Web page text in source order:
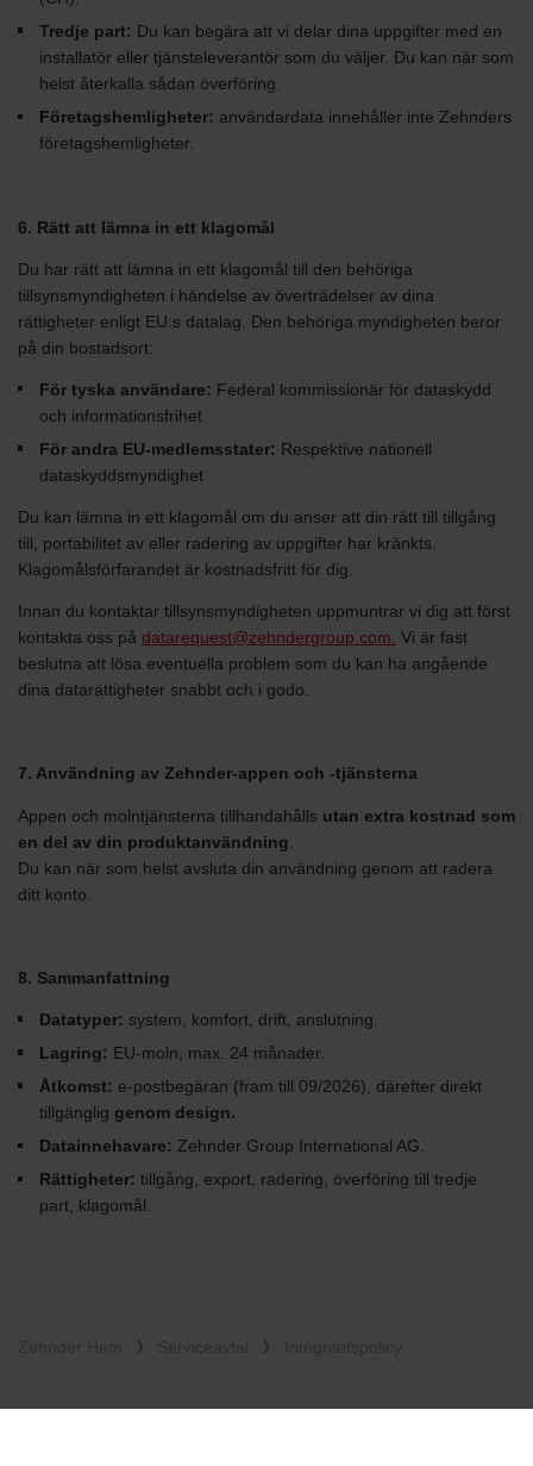
Tredje part: Du kan begära att vi delar dina uppgifter med en
installatör eller tjänsteleverantör som du väljer. Du kan när som
helst återkalla sådan överföring.
Företagshemligheter: användardata innehåller inte Zehnders
företagshemligheter.
6. Rätt att lämna in ett klagomål
Du har rätt att lämna in ett klagomål till den behöriga
tillsynsmyndigheten i händelse av överträdelser av dina
rättigheter enligt EU:s datalag. Den behöriga myndigheten beror
på din bostadsort:
För tyska användare: Federal kommissionär för dataskydd
och informationsfrihet
För andra EU-medlemsstater: Respektive nationell
dataskyddsmyndighet
Du kan lämna in ett klagomål om du anser att din rätt till tillgång
till, portabilitet av eller radering av uppgifter har kränkts.
Klagomålsförfarandet är kostnadsfritt för dig.
Innan du kontaktar tillsynsmyndigheten uppmuntrar vi dig att först
kontakta oss på datarequest@zehndergroup.com. Vi är fast
beslutna att lösa eventuella problem som du kan ha angående
dina datarättigheter snabbt och i godo.
7. Användning av Zehnder-appen och -tjänsterna
Appen och molntjänsterna tillhandahålls utan extra kostnad som
en del av din produktanvändning
Du kan när som helst avsluta din användning genom att radera
ditt konto.
8. Sammanfattning
Datatyper: system, komfort, drift, anslutning.
Lagring: EU-moln, max. 24 månader.
Åtkomst: e-postbegäran (fram till 09/2026), därefter direkt
tillgänglig genom design.
Datainnehavare: Zehnder Group International AG.
Rättigheter: tillgång, export, radering, överföring till tredje
part, klagomål.